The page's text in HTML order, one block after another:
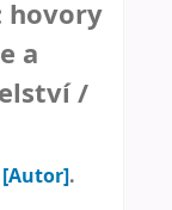
hovory
a
/
[Autor].